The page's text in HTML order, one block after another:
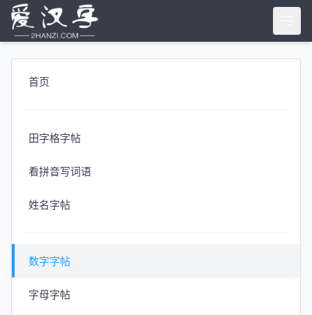
首页
田字格字帖
看拼音写词语
姓名字帖
数字字帖
字母字帖